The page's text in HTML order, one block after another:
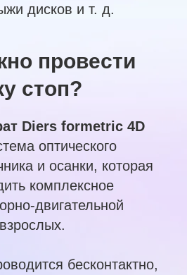
дисков и т. д.
провести
стоп?
Diers formetric 4D
оптического
и осанки, которая
комплексное
двигательной
бесконтактно,